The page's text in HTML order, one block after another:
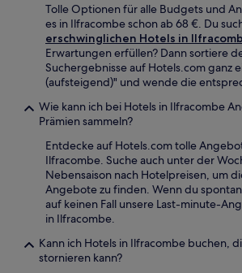
Tolle Optionen für alle Budgets und
es in Ilfracombe schon ab 68 €. Du
erschwinglichen Hotels in
Erwartungen erfüllen? Dann sortiere
Suchergebnisse auf Hotels.com ganz
(aufsteigend)" und wende die
Wie kann ich bei Hotels in Ilfracombe
Prämien sammeln?
Entdecke auf Hotels.com tolle
Ilfracombe. Suche auch unter der
Nebensaison nach Hotelpreisen, um
Angebote zu finden. Wenn du
auf keinen Fall unsere Last-minute-
in Ilfracombe.
Kann ich Hotels in Ilfracombe buchen,
stornieren kann?